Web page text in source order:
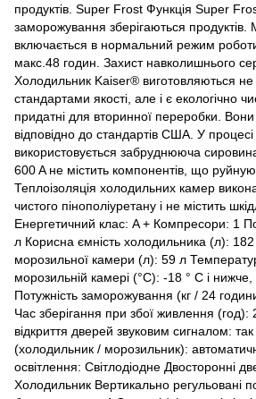
продуктів. Super Frost Функція Super
заморожування зберігаються
включається в нормальний режим
макс.48 годин. Захист навколишнього
Холодильник Kaiser® виготовляються не
стандартами якості, але і є екологічно
придатні для вторинної переробки. Вони
відповідно до стандартів США. У
використовується забруднююча
600 A не містить компонентів, що
Теплоізоляція холодильних камер
чистого пінополіуретану і не містить
Енергетичний клас: A + Компресори: 1
л Корисна ємність холодильника (л):
морозильної камери (л): 59 л
морозильній камері (°C): -18 ° C і
Потужність заморожування (кг / 24
Час зберігання при збої живлення (год):
відкриття дверей звуковим сигналом:
(холодильник / морозильник):
освітлення: Світлодіодне Двосторонні
Холодильник Вертикально регульовані